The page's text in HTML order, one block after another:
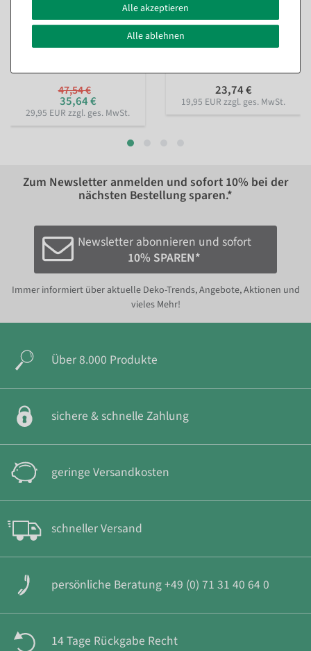
Doppelseitiges
Geschenkpapier gepunktet
47,54 €
35,64 €
29,95 EUR zzgl. ges. MwSt.
Geschenkpapier Rosa
Blütensturm, 70cm breit, 40
m Rolle
23,74 €
19,95 EUR zzgl. ges. MwSt.
Zum Newsletter anmelden und sofort 10% bei der
nächsten Bestellung sparen.*
Newsletter abonnieren und sofort
10% SPAREN*
Immer informiert über aktuelle Deko-Trends, Angebote, Aktionen und
vieles Mehr!
Über 8.000 Produkte
sichere & schnelle Zahlung
geringe Versandkosten
schneller Versand
persönliche Beratung +49 (0) 71 31 40 64 0
14 Tage Rückgabe Recht
Alle akzeptieren
Alle ablehnen